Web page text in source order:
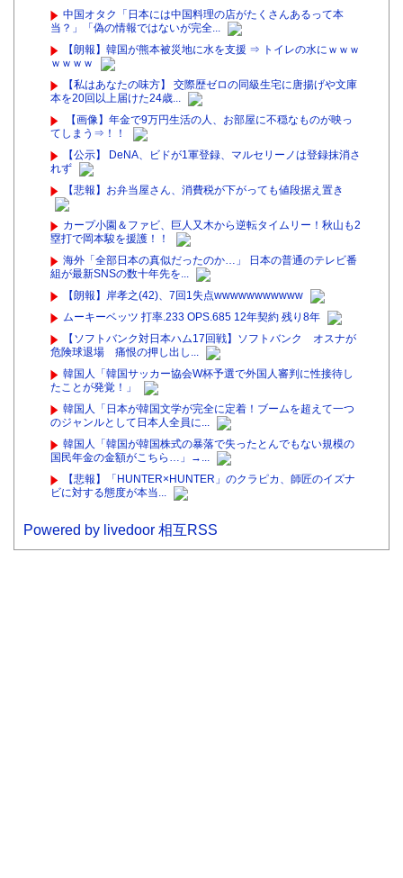
中国オタク「日本には中国料理の店がたくさんあるって本
当？」「偽の情報ではないが完全...
【朗報】韓国が熊本被災地に水を支援 ⇒ トイレの水にｗｗｗ
ｗｗｗｗ
【私はあなたの味方】 交際歴ゼロの同級生宅に唐揚げや文庫
本を20回以上届けた24歳...
【画像】年金で9万円生活の人、お部屋に不穏なものが映っ
てしまう⇒！！
【公示】 DeNA、ビドが1軍登録、マルセリーノは登録抹消さ
れず
【悲報】お弁当屋さん、消費税が下がっても値段据え置き
カープ小園＆ファビ、巨人又木から逆転タイムリー！秋山も2
塁打で岡本駿を援護！！
海外「全部日本の真似だったのか…」 日本の普通のテレビ番
組が最新SNSの数十年先を...
【朗報】岸孝之(42)、7回1失点wwwwwwwwwww
ムーキーベッツ 打率.233 OPS.685 12年契約 残り8年
【ソフトバンク対日本ハム17回戦】ソフトバンク オスナが
危険球退場 痛恨の押し出し...
韓国人「韓国サッカー協会W杯予選で外国人審判に性接待し
たことが発覚！」
韓国人「日本が韓国文学が完全に定着！ブームを超えて一つ
のジャンルとして日本人全員に...
韓国人「韓国が韓国株式の暴落で失ったとんでもない規模の
国民年金の金額がこちら…」→...
【悲報】「HUNTER×HUNTER」のクラピカ、師匠のイズナ
ビに対する態度が本当...
Powered by livedoor 相互RSS